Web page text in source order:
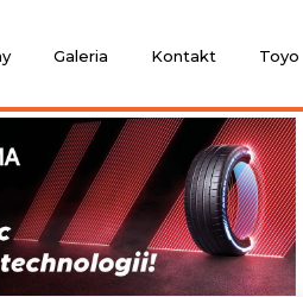
Galeria Kontakt Toyo